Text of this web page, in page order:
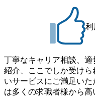
どはなく、個別選考の
りの拘束時間は1時間～
※1次面接と最終面接の
おりますが、調整が叶
ン 書類選考通過者
ラインまたはオフライ
募となります。他オフ
たしかねますのでご了
歴を2年以上お持ちの方
ポジションに応募意思
ネスレベルの方 ※日本
試験N1またはそれ相当
力)
利
丁寧なキャリア相談、
紹介、ここでしか受け
いサービスにご満足い
は多くの求職者様から高